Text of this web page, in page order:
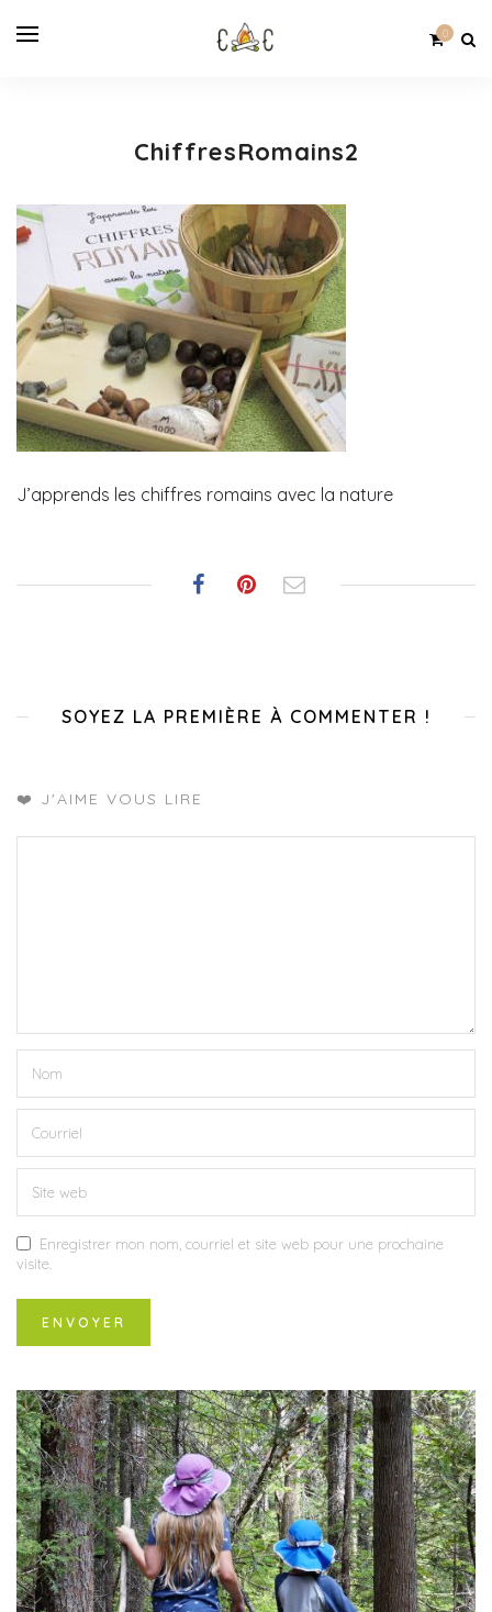
0
ChiffresRomains2
J’apprends les chiffres romains avec la nature
SOYEZ LA PREMIÈRE À COMMENTER !
❤️ J'AIME VOUS LIRE
Enregistrer mon nom, courriel et site web pour une prochaine
visite.